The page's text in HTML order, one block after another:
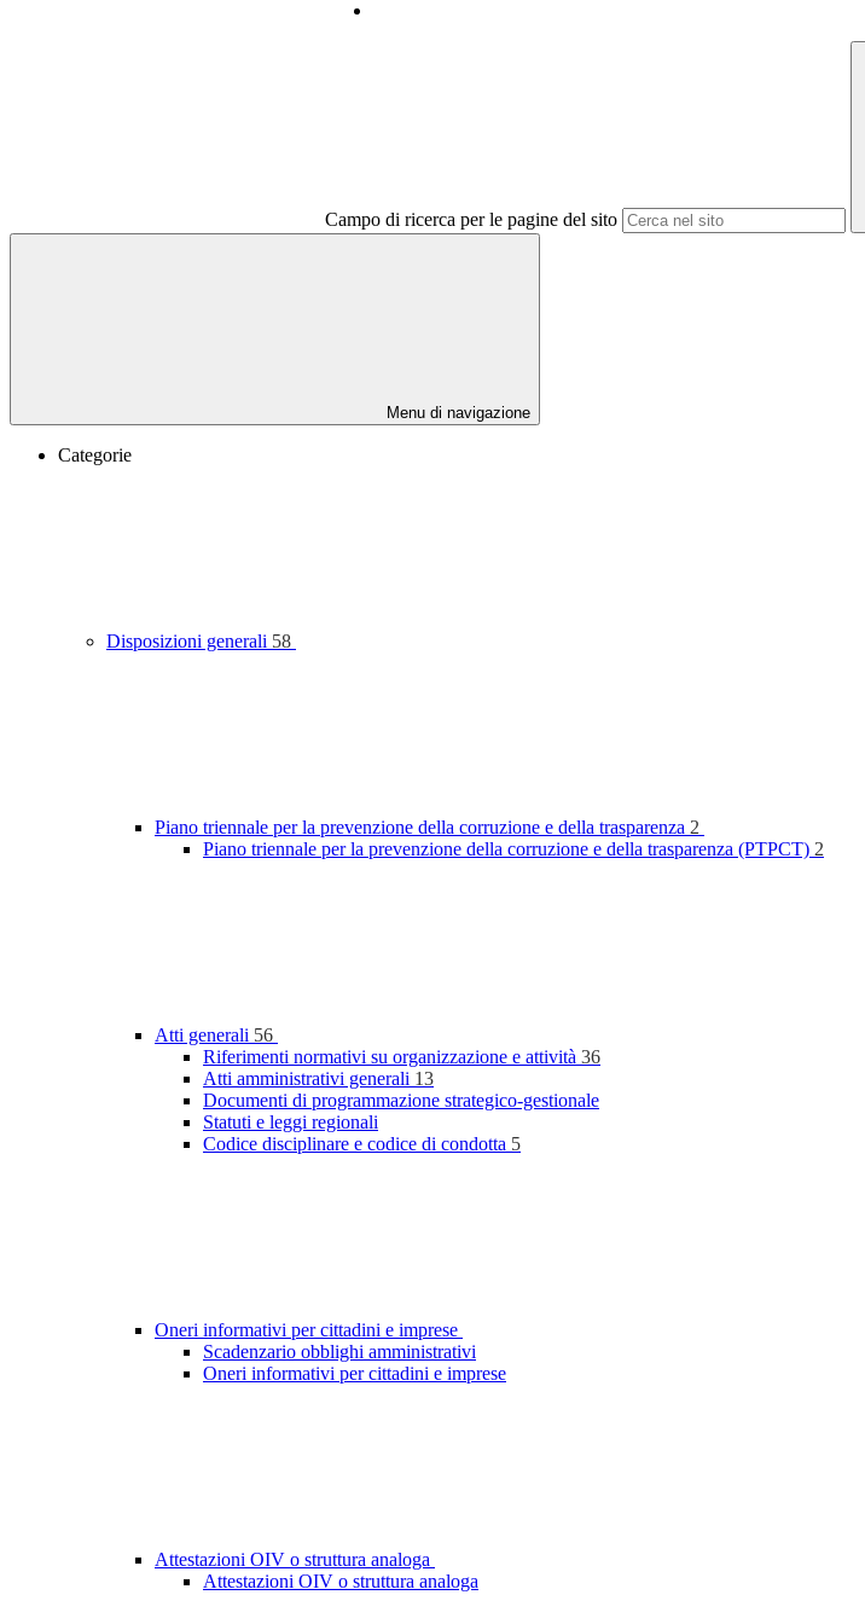
Campo di ricerca per le pagine del sito
Menu di navigazione
Categorie
Disposizioni generali 58
Piano triennale per la prevenzione della corruzione e della trasparenza 2
Piano triennale per la prevenzione della corruzione e della trasparenza (PTPCT) 2
Atti generali 56
Riferimenti normativi su organizzazione e attività 36
Atti amministrativi generali 13
Documenti di programmazione strategico-gestionale
Statuti e leggi regionali
Codice disciplinare e codice di condotta 5
Oneri informativi per cittadini e imprese
Scadenzario obblighi amministrativi
Oneri informativi per cittadini e imprese
Attestazioni OIV o struttura analoga
Attestazioni OIV o struttura analoga